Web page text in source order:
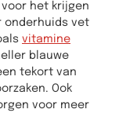
het krijgen
onderhuids vet
vitamine
blauwe
tekort van
Ook
voor meer